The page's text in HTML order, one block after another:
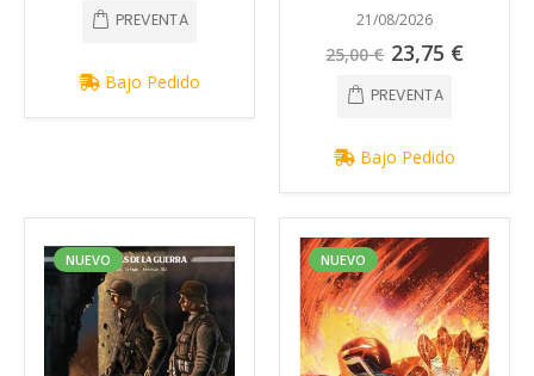
PREVENTA
Bajo Pedido
21/08/2026
25,00 € Precio
especial
23,75 €
PREVENTA
Bajo Pedido
NUEVO NUEVO